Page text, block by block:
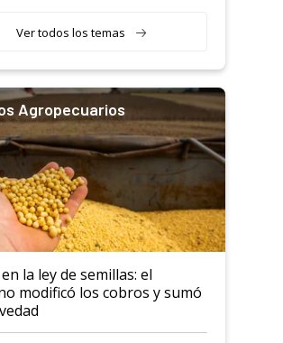
Ver todos los temas
Agropecuarios
la ley de semillas: el
modificó los cobros y sumó